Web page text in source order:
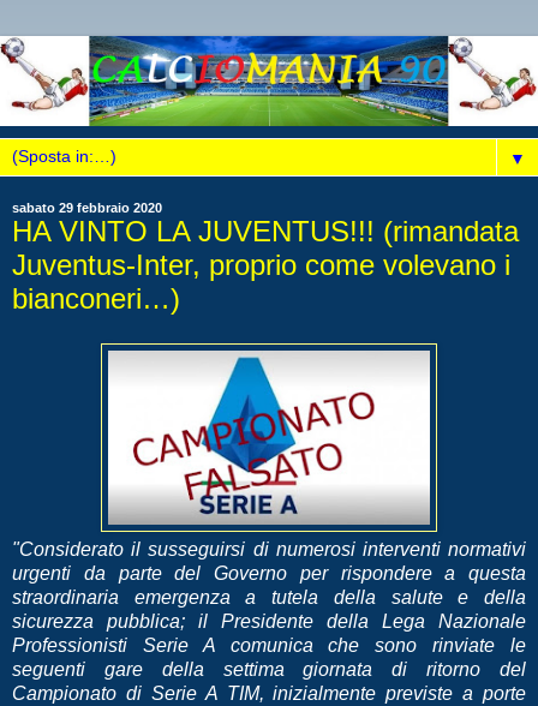
▼
sabato 29 febbraio 2020
HA VINTO LA JUVENTUS!!! (rimandata
Juventus-Inter, proprio come volevano i
bianconeri…)
"Considerato il susseguirsi di numerosi interventi normativi
urgenti da parte del Governo per rispondere a questa
straordinaria emergenza a tutela della salute e della
sicurezza pubblica; il Presidente della Lega Nazionale
Professionisti Serie A comunica che sono rinviate le
seguenti gare della settima giornata di ritorno del
Campionato di Serie A TIM, inizialmente previste a porte